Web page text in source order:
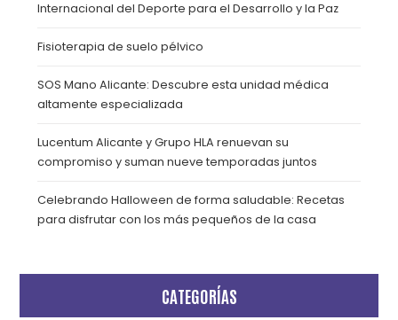
Internacional del Deporte para el Desarrollo y la Paz
Fisioterapia de suelo pélvico
SOS Mano Alicante: Descubre esta unidad médica
altamente especializada
Lucentum Alicante y Grupo HLA renuevan su
compromiso y suman nueve temporadas juntos
Celebrando Halloween de forma saludable: Recetas
para disfrutar con los más pequeños de la casa
CATEGORÍAS